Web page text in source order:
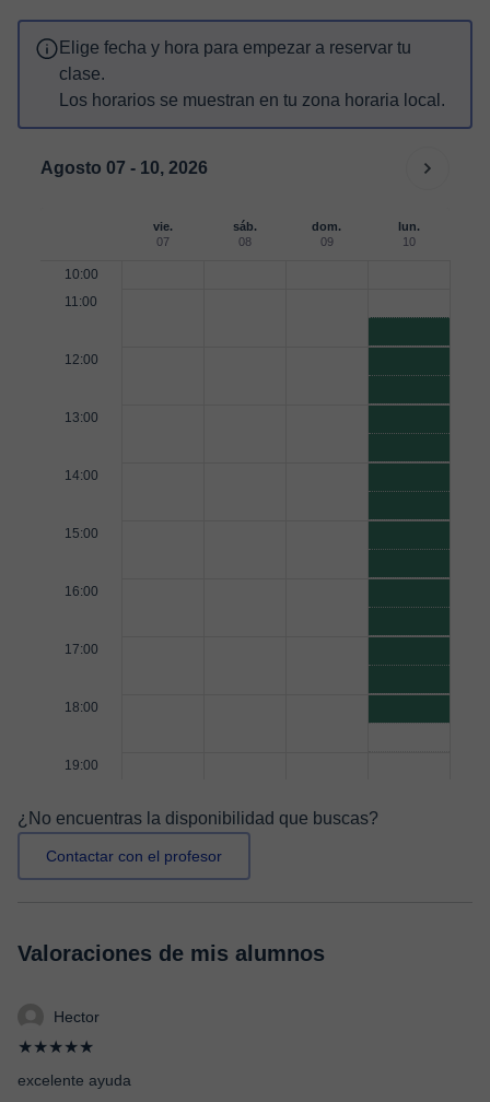
Elige fecha y hora para empezar a reservar tu
clase.
Los horarios se muestran en tu zona horaria local.
Agosto 07 - 10, 2026
vie.
07
sáb.
08
dom.
09
lun.
10
10:00
11:00
12:00
13:00
14:00
15:00
16:00
17:00
18:00
19:00
¿No encuentras la disponibilidad que buscas?
Contactar con el profesor
Valoraciones de mis alumnos
Hector
★★★★★
excelente ayuda